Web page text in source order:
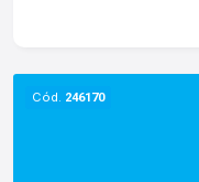
Cód. 246170